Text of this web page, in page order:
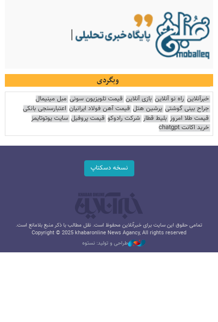
وبگردی
خبرآنلاین راه نو آنلاین بازی آنلاین قیمت تلویزیون سونی مبل مینیمال
جراح بینی گوشتی پرشین هتل قیمت آهن فولاد ایرانیان اعتبارسنجی بانکی
قیمت طلا امروز بلیط قطار شرکت رادوکو قیمت پروفیل سایت یوتوتایمز
خرید اکانت chatgpt
نسخه دسکتاپ
تمامی حقوق این سایت برای خبرآنلاین محفوظ است. نقل مطالب با ذکر منبع بلامانع است.
Copyright © 2025 khabaronline News Agancy, All rights reserved
طراحی و تولید: نستوه